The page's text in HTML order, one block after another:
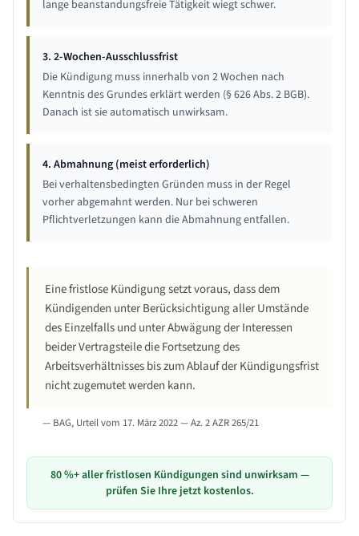
lange beanstandungsfreie Tätigkeit wiegt schwer.
3. 2-Wochen-Ausschlussfrist
Die Kündigung muss innerhalb von 2 Wochen nach
Kenntnis des Grundes erklärt werden (§ 626 Abs. 2 BGB).
Danach ist sie automatisch unwirksam.
4. Abmahnung (meist erforderlich)
Bei verhaltensbedingten Gründen muss in der Regel
vorher abgemahnt werden. Nur bei schweren
Pflichtverletzungen kann die Abmahnung entfallen.
Eine fristlose Kündigung setzt voraus, dass dem
Kündigenden unter Berücksichtigung aller Umstände
des Einzelfalls und unter Abwägung der Interessen
beider Vertragsteile die Fortsetzung des
Arbeitsverhältnisses bis zum Ablauf der Kündigungsfrist
nicht zugemutet werden kann.
— BAG, Urteil vom 17. März 2022 — Az. 2 AZR 265/21
80 %+ aller fristlosen Kündigungen sind unwirksam —
prüfen Sie Ihre jetzt kostenlos.